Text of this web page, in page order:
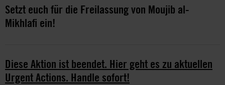
Setzt euch für die Freilassung von Moujib al-
Mikhlafi ein!
Diese Aktion ist beendet. Hier geht es zu aktuellen
Urgent Actions. Handle sofort!